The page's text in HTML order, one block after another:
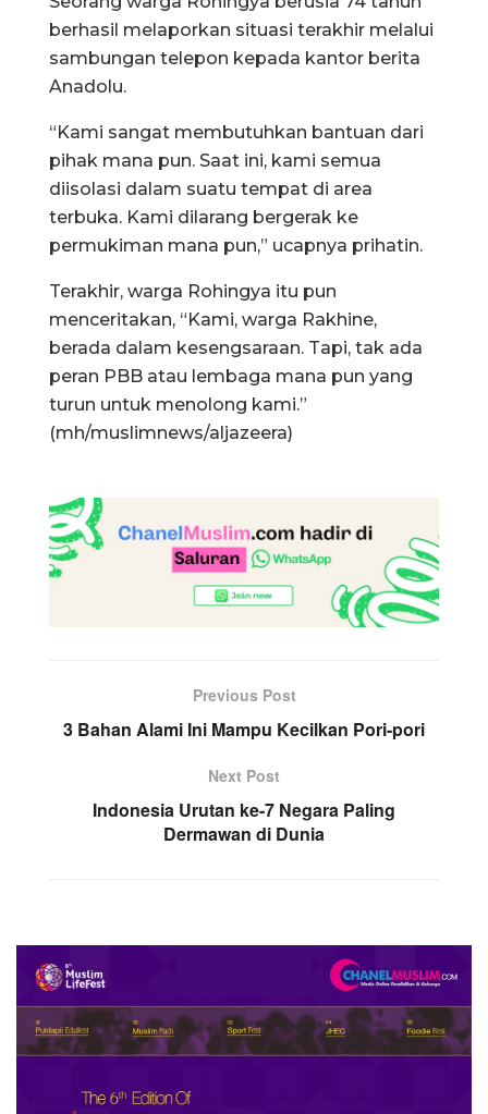
berhasil melaporkan situasi terakhir melalui
sambungan telepon kepada kantor berita
Anadolu.
“Kami sangat membutuhkan bantuan dari
pihak mana pun. Saat ini, kami semua
diisolasi dalam suatu tempat di area
terbuka. Kami dilarang bergerak ke
permukiman mana pun,” ucapnya prihatin.
Terakhir, warga Rohingya itu pun
menceritakan, “Kami, warga Rakhine,
berada dalam kesengsaraan. Tapi, tak ada
peran PBB atau lembaga mana pun yang
turun untuk menolong kami.”
(mh/muslimnews/aljazeera)
Previous Post
3 Bahan Alami Ini Mampu Kecilkan Pori-pori
Next Post
Indonesia Urutan ke-7 Negara Paling
Dermawan di Dunia